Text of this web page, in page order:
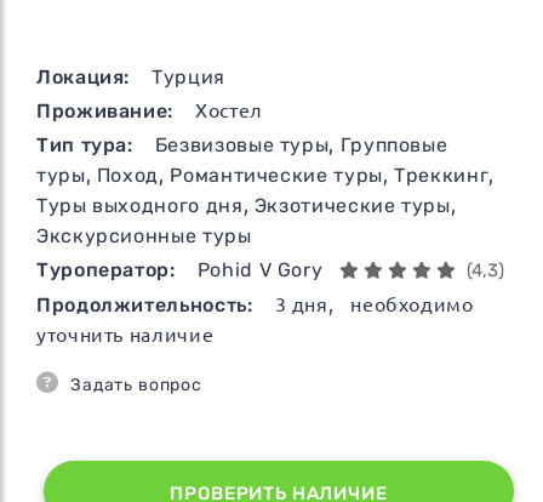
Локация:
Турция
Проживание:
Хостел
Тип тура: Безвизовые туры, Групповые
туры, Поход, Романтические туры,Треккинг,
Туры выходного дня, Экзотические туры,
Экскурсионные туры
Туроператор:
Pohid V Gory (4,3)
Продолжительность: 3 дня, необходимо
уточнить наличие
Задать вопрос
ПРОВЕРИТЬ НАЛИЧИЕ